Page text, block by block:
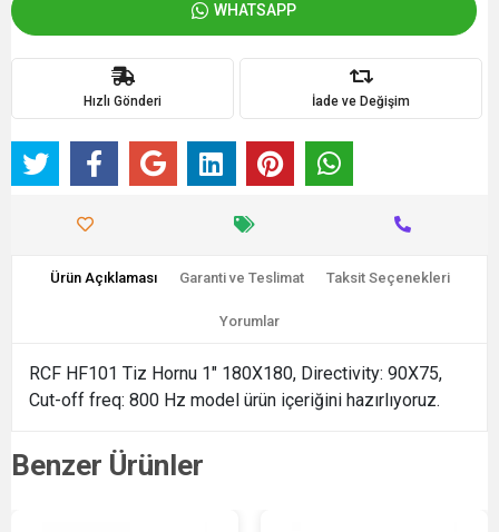
WHATSAPP
Hızlı Gönderi İade ve Değişim
Ürün Açıklaması Garanti ve Teslimat Taksit Seçenekleri
Yorumlar
RCF HF101 Tiz Hornu 1" 180X180, Directivity: 90X75,
Cut-off freq: 800 Hz model ürün içeriğini hazırlıyoruz.
Benzer Ürünler